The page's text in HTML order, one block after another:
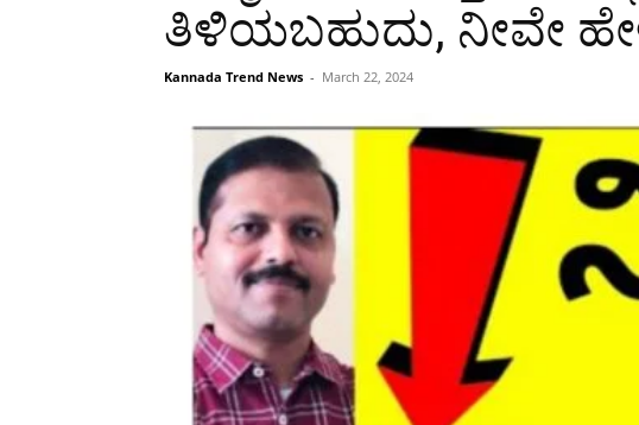
ತಿಳಿಯಬಹುದು, ನೀವೇ
Kannada Trend News - March 22, 2024